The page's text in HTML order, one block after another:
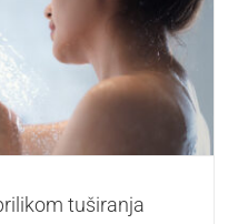
prilikom tuširanja
moda
tuširanja